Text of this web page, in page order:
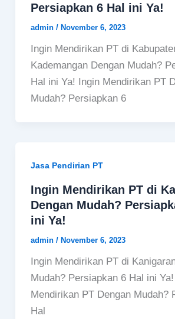
Persiapkan 6 Hal ini Ya!
admin / November 6, 2023
Ingin Mendirikan PT di
Kademangan Dengan Mudah?
Hal ini Ya! Ingin Mendirikan PT
Mudah? Persiapkan 6
Jasa Pendirian PT
Ingin Mendirikan PT di
Dengan Mudah?
ini Ya!
admin / November 6, 2023
Ingin Mendirikan PT di
Mudah? Persiapkan 6 Hal ini
Mendirikan PT Dengan Mudah?
Hal